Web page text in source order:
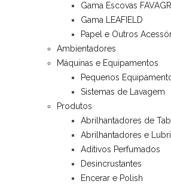
Gama Escovas
Gama LEAFIELD
Papel e Outros
Ambientadores
Máquinas e Equipamentos
Pequenos
Sistemas de Lavagem
Produtos
Abrilhantadores de
Abrilhantadores e
Aditivos Perfumados
Desincrustantes
Encerar e Polish